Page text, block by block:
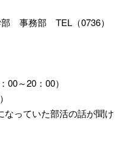
部 事務部 TEL（0736）
00～20：00）
なっていた部活の話が聞け